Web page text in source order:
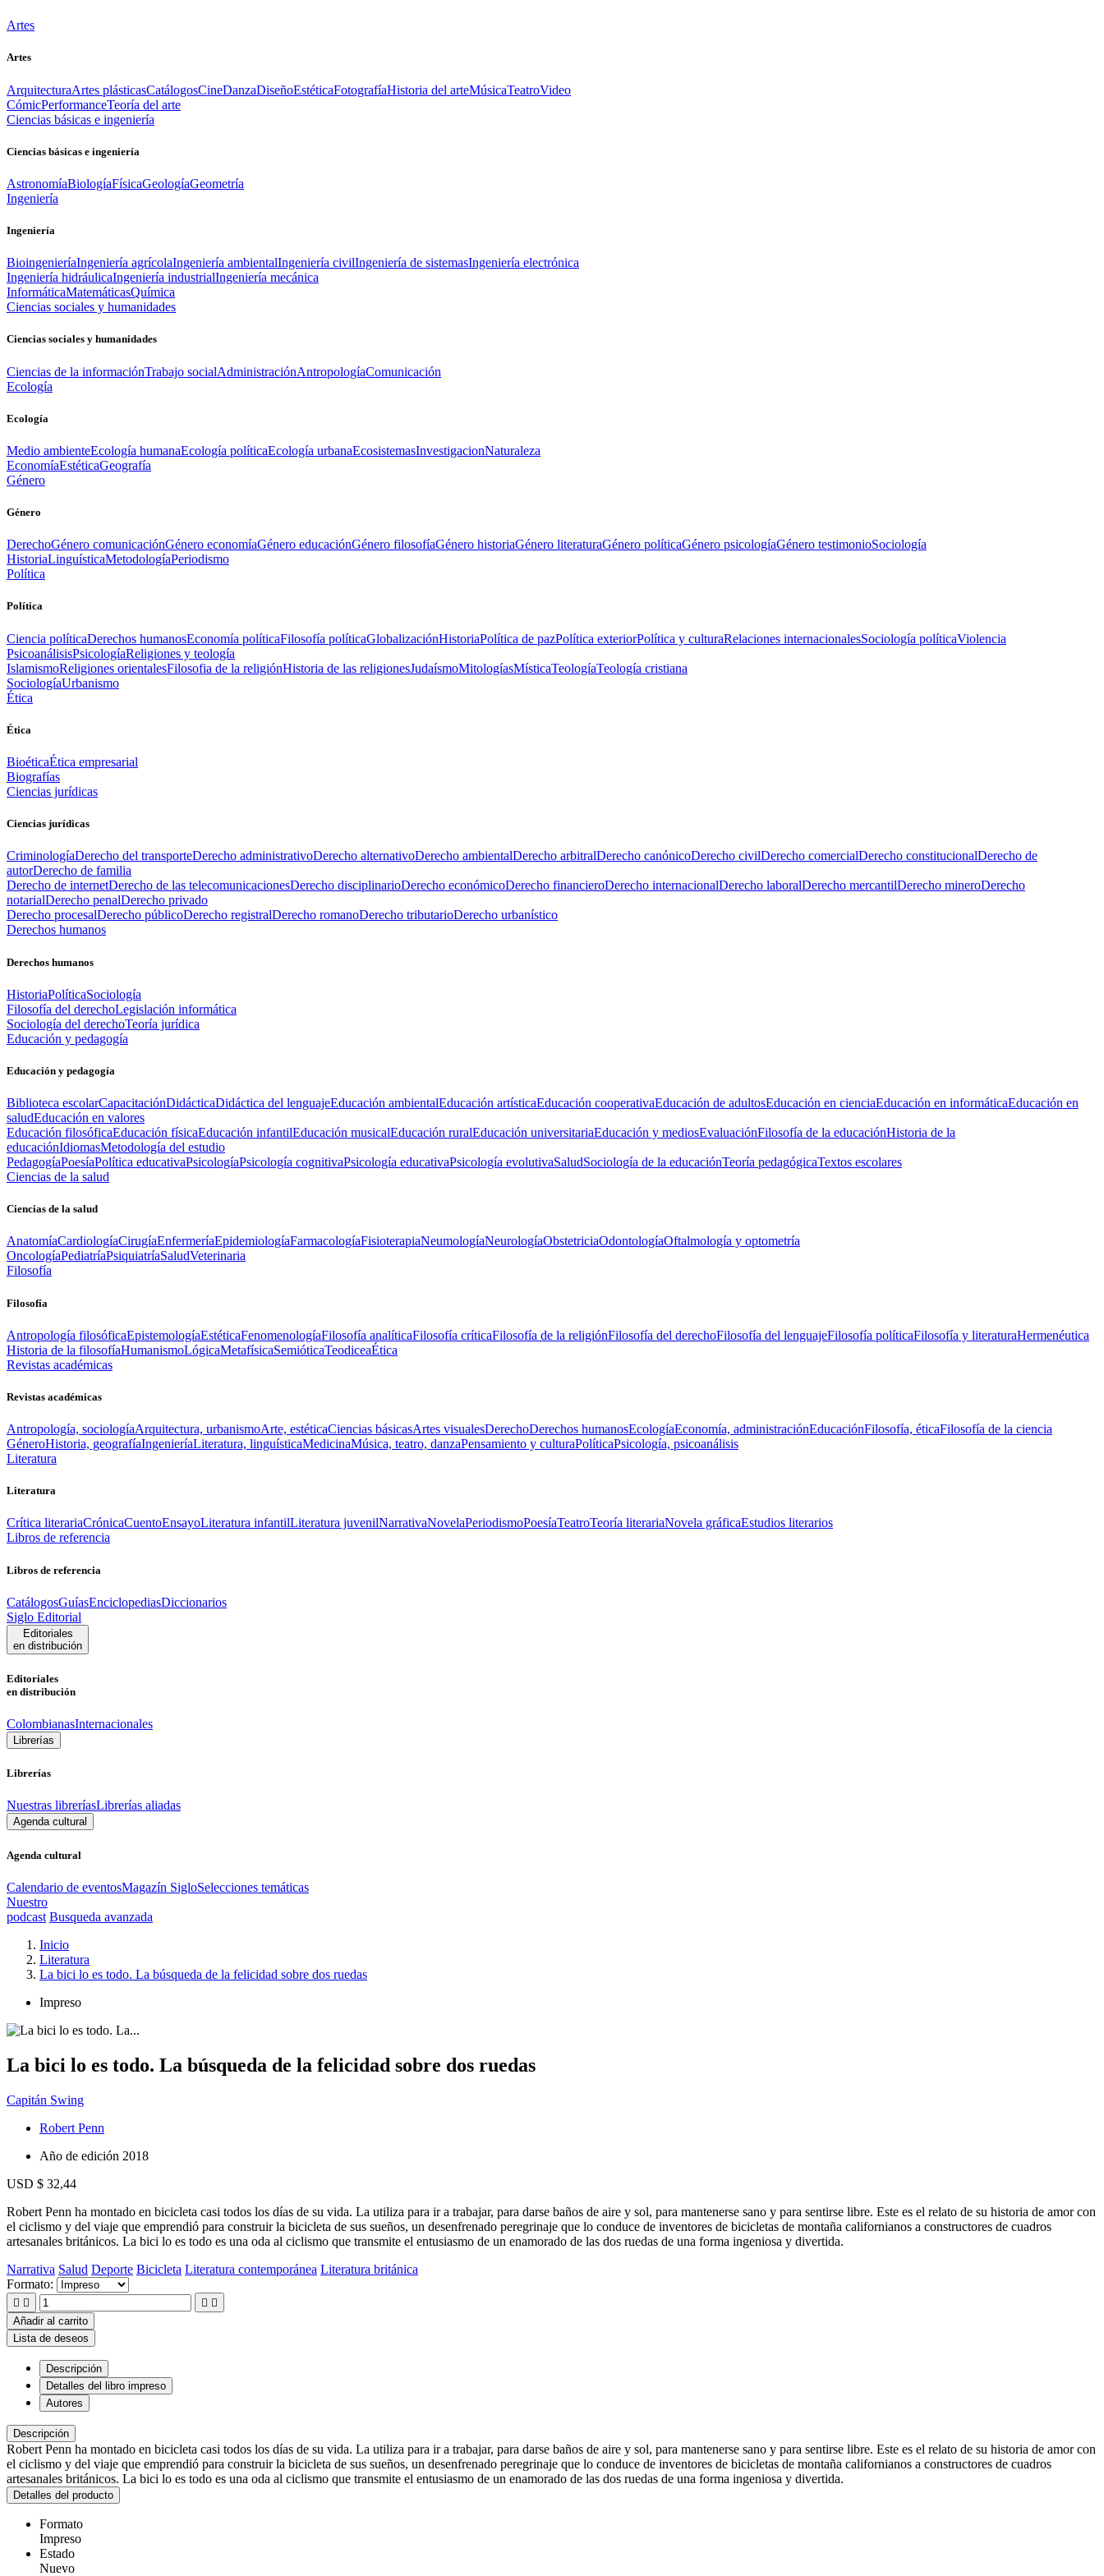
Artes
Artes
ArquitecturaArtes plásticasCatálogosCineDanzaDiseñoEstéticaFotografíaHistoria del arteMúsicaTeatroVideo
CómicPerformanceTeoría del arte
Ciencias básicas e ingeniería
Ciencias básicas e ingeniería
AstronomíaBiologíaFísicaGeologíaGeometría
Ingeniería
Ingeniería
BioingenieríaIngeniería agrícolaIngeniería ambientalIngeniería civilIngeniería de sistemasIngeniería electrónica
Ingeniería hidráulicaIngeniería industrialIngeniería mecánica
InformáticaMatemáticasQuímica
Ciencias sociales y humanidades
Ciencias sociales y humanidades
Ciencias de la informaciónTrabajo socialAdministraciónAntropologíaComunicación
Ecología
Ecología
Medio ambienteEcología humanaEcología políticaEcología urbanaEcosistemasInvestigacionNaturaleza
EconomíaEstéticaGeografía
Género
Género
DerechoGénero comunicaciónGénero economíaGénero educaciónGénero filosofíaGénero historiaGénero literaturaGénero políticaGénero psicologíaGénero testimonioSociología
HistoriaLinguísticaMetodologíaPeriodismo
Política
Política
Ciencia políticaDerechos humanosEconomía políticaFilosofía políticaGlobalizaciónHistoriaPolítica de pazPolítica exteriorPolítica y culturaRelaciones internacionalesSociología políticaViolencia
PsicoanálisisPsicologíaReligiones y teología
IslamismoReligiones orientalesFilosofia de la religiónHistoria de las religionesJudaísmoMitologíasMísticaTeologíaTeología cristiana
SociologíaUrbanismo
Ética
Ética
BioéticaÉtica empresarial
Biografías
Ciencias jurídicas
Ciencias jurídicas
CriminologíaDerecho del transporteDerecho administrativoDerecho alternativoDerecho ambientalDerecho arbitralDerecho canónicoDerecho civilDerecho comercialDerecho constitucionalDerecho de
autorDerecho de familia
Derecho de internetDerecho de las telecomunicacionesDerecho disciplinarioDerecho económicoDerecho financieroDerecho internacionalDerecho laboralDerecho mercantilDerecho mineroDerecho
notarialDerecho penalDerecho privado
Derecho procesalDerecho públicoDerecho registralDerecho romanoDerecho tributarioDerecho urbanístico
Derechos humanos
Derechos humanos
HistoriaPolíticaSociología
Filosofía del derechoLegislación informática
Sociología del derechoTeoría jurídica
Educación y pedagogía
Educación y pedagogía
Biblioteca escolarCapacitaciónDidácticaDidáctica del lenguajeEducación ambientalEducación artísticaEducación cooperativaEducación de adultosEducación en cienciaEducación en informáticaEducación en
saludEducación en valores
Educación filosóficaEducación físicaEducación infantilEducación musicalEducación ruralEducación universitariaEducación y mediosEvaluaciónFilosofía de la educaciónHistoria de la
educaciónIdiomasMetodología del estudio
PedagogíaPoesíaPolítica educativaPsicologíaPsicología cognitivaPsicología educativaPsicología evolutivaSaludSociología de la educaciónTeoría pedagógicaTextos escolares
Ciencias de la salud
Ciencias de la salud
AnatomíaCardiologíaCirugíaEnfermeríaEpidemiologíaFarmacologíaFisioterapiaNeumologíaNeurologíaObstetriciaOdontologíaOftalmología y optometría
OncologíaPediatríaPsiquiatríaSaludVeterinaria
Filosofía
Filosofía
Antropología filosóficaEpistemologíaEstéticaFenomenologíaFilosofía analíticaFilosofía críticaFilosofía de la religiónFilosofía del derechoFilosofía del lenguajeFilosofía políticaFilosofía y literaturaHermenéutica
Historia de la filosofíaHumanismoLógicaMetafísicaSemióticaTeodiceaÉtica
Revistas académicas
Revistas académicas
Antropología, sociologíaArquitectura, urbanismoArte, estéticaCiencias básicasArtes visualesDerechoDerechos humanosEcologíaEconomía, administraciónEducaciónFilosofía, éticaFilosofía de la ciencia
GéneroHistoria, geografíaIngenieríaLiteratura, linguísticaMedicinaMúsica, teatro, danzaPensamiento y culturaPolíticaPsicología, psicoanálisis
Literatura
Literatura
Crítica literariaCrónicaCuentoEnsayoLiteratura infantilLiteratura juvenilNarrativaNovelaPeriodismoPoesíaTeatroTeoría literariaNovela gráficaEstudios literarios
Libros de referencia
Libros de referencia
CatálogosGuíasEnciclopediasDiccionarios
Siglo Editorial
Editoriales
en distribución
Editoriales
en distribución
ColombianasInternacionales
Librerías
Librerías
Nuestras libreríasLibrerías aliadas
Agenda cultural
Agenda cultural
Calendario de eventosMagazín SigloSelecciones temáticas
Nuestro
podcast Busqueda avanzada
Inicio
Literatura
La bici lo es todo. La búsqueda de la felicidad sobre dos ruedas
Impreso
La bici lo es todo. La búsqueda de la felicidad sobre dos ruedas
Capitán Swing
Robert Penn
Año de edición 2018
USD $ 32,44
Robert Penn ha montado en bicicleta casi todos los días de su vida. La utiliza para ir a trabajar, para darse baños de aire y sol, para mantenerse sano y para sentirse libre. Este es el relato de su historia de amor con
el ciclismo y del viaje que emprendió para construir la bicicleta de sus sueños, un desenfrenado peregrinaje que lo conduce de inventores de bicicletas de montaña californianos a constructores de cuadros
artesanales británicos. La bici lo es todo es una oda al ciclismo que transmite el entusiasmo de un enamorado de las dos ruedas de una forma ingeniosa y divertida.
Narrativa Salud Deporte Bicicleta Literatura contemporánea Literatura británica
Formato:
   
Añadir al carrito
Lista de deseos
Descripción
Detalles del libro impreso
Autores
Descripción
Robert Penn ha montado en bicicleta casi todos los días de su vida. La utiliza para ir a trabajar, para darse baños de aire y sol, para mantenerse sano y para sentirse libre. Este es el relato de su historia de amor con
el ciclismo y del viaje que emprendió para construir la bicicleta de sus sueños, un desenfrenado peregrinaje que lo conduce de inventores de bicicletas de montaña californianos a constructores de cuadros
artesanales británicos. La bici lo es todo es una oda al ciclismo que transmite el entusiasmo de un enamorado de las dos ruedas de una forma ingeniosa y divertida.
Detalles del producto
Formato
Impreso
Estado
Nuevo